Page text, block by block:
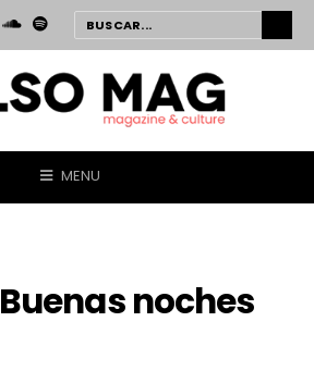
MENU
Buenas noches